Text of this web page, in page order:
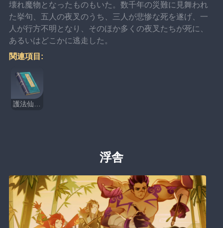
壊れ魔物となったものもいた。数千年の災難に見舞われ
た挙句、五人の夜叉のうち、三人が悲惨な死を遂げ、一
人が行方不明となり、そのほか多くの夜叉たちが死に、
あるいはどこかに逃走した。
関連項目:
護法仙衆夜叉録
浮舎